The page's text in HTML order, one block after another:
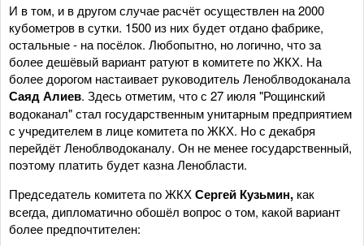
И в том, и в другом случае расчёт осуществлен на 2000
кубометров в сутки. 1500 из них будет отдано фабрике,
остальные - на посёлок. Любопытно, но логично, что за
более дешёвый вариант ратуют в комитете по ЖКХ. На
более дорогом настаивает руководитель Леноблводоканала
Саяд Алиев. Здесь отметим, что с 27 июля "Рощинский
водоканал" стал государственным унитарным предприятием
с учредителем в лице комитета по ЖКХ. Но с декабря
перейдёт Леноблводоканалу. Он не менее государственный,
поэтому платить будет казна Ленобласти.
Председатель комитета по ЖКХСергей Кузьмин, как
всегда, дипломатично обошёл вопрос о том, какой вариант
более предпочтителен: